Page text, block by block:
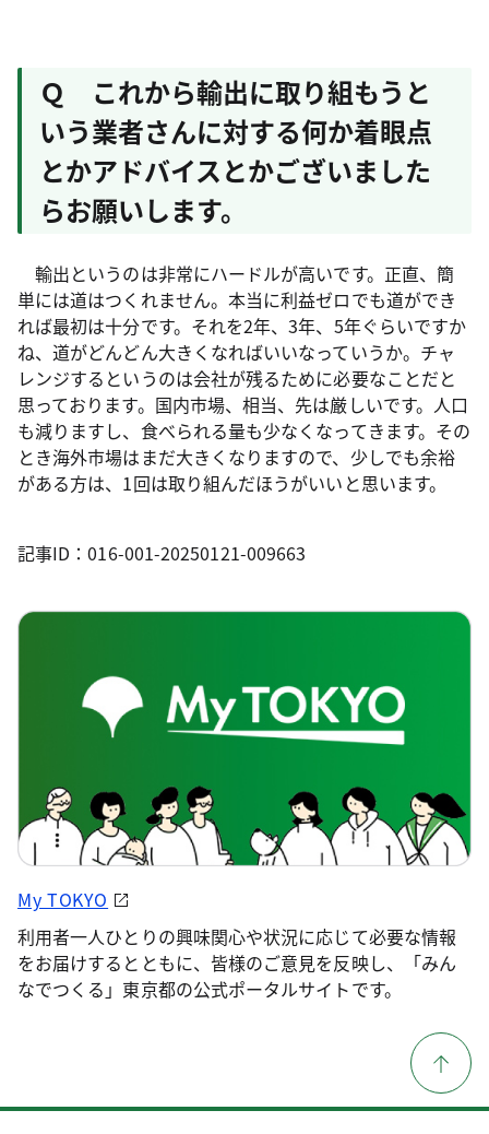
Ｑ これから輸出に取り組もうと
いう業者さんに対する何か着眼点
とかアドバイスとかございました
らお願いします。
輸出というのは非常にハードルが高いです。正直、簡
単には道はつくれません。本当に利益ゼロでも道ができ
れば最初は十分です。それを2年、3年、5年ぐらいですか
ね、道がどんどん大きくなればいいなっていうか。チャ
レンジするというのは会社が残るために必要なことだと
思っております。国内市場、相当、先は厳しいです。人口
も減りますし、食べられる量も少なくなってきます。その
とき海外市場はまだ大きくなりますので、少しでも余裕
がある方は、1回は取り組んだほうがいいと思います。
記事ID：016-001-20250121-009663
My TOKYO
利用者一人ひとりの興味関心や状況に応じて必要な情報
をお届けするとともに、皆様のご意見を反映し、「みん
なでつくる」東京都の公式ポータルサイトです。